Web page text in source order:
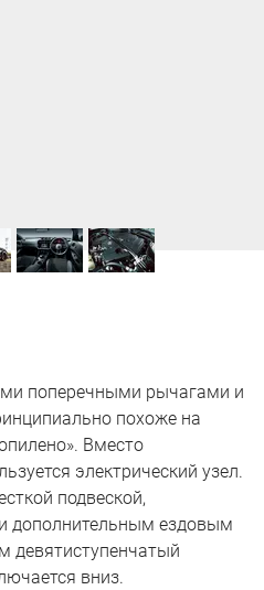
поперечными рычагами и
похоже на
Вместо
электрический узел.
подвеской,
дополнительным ездовым
девятиступенчатый
вниз.